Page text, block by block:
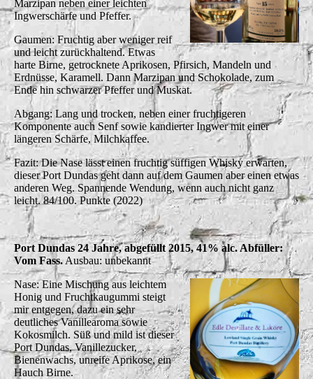
Marzipan neben einer leichten
Ingwerschärfe und Pfeffer.
Gaumen: Fruchtig aber weniger reif
und leicht zurückhaltend. Etwas
harte Birne, getrocknete Aprikosen, Pfirsich, Mandeln und
Erdnüsse, Karamell. Dann Marzipan und Schokolade, zum
Ende hin schwarzer Pfeffer und Muskat.
Abgang: Lang und trocken, neben einer fruchtigeren
Komponente auch Senf sowie kandierter Ingwer mit einer
längeren Schärfe, Milchkaffee.
Fazit: Die Nase lässt einen fruchtig süffigen Whisky erwarten,
dieser Port Dundas geht dann auf dem Gaumen aber einen etwas
anderen Weg. Spannende Wendung, wenn auch nicht ganz
leicht. 84/100. Punkte (2022)
Port Dundas 24 Jahre, abgefüllt 2015, 41% alc. Abfüller:
Vom Fass.Ausbau: unbekannt
Nase: Eine Mischung aus leichtem
Honig und Fruchtkaugummi steigt
mir entgegen, dazu ein sehr
deutliches Vanillearoma sowie
Kokosmilch. Süß und mild ist dieser
Port Dundas, Vanillezucker,
Bienenwachs, unreife Aprikose, ein
Hauch Birne.